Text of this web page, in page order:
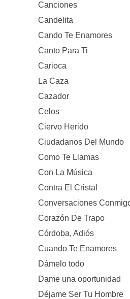
Canciones
Candelita
Cando Te Enamores
Canto Para Ti
Carioca
La Caza
Cazador
Celos
Ciervo Herido
Ciudadanos Del Mundo
Como Te Llamas
Con La Música
Contra El Cristal
Conversaciones
Corazón De Trapo
Córdoba, Adiós
Cuando Te Enamores
Dámelo todo
Dame una oportunidad
Déjame Ser Tu Hombre